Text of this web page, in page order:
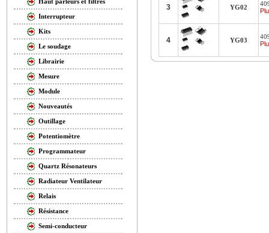
Haut parleurs et filtres
Interrupteur
Kits
Le soudage
Librairie
Mesure
Module
Nouveautés
Outillage
Potentiomètre
Programmateur
Quartz Résonateurs
Radiateur Ventilateur
Relais
Résistance
Semi-conducteur
3 YG02
4 YG03